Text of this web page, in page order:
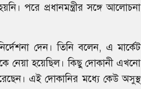
পরে প্রধানমন্ত্রীর সঙ্গে আলোচনা
নির্দেশনা দেন। তিনি বলেন, এ মার্কেট
নেয়া হয়েছিল। কিছু দোকানী এখনো
এই দোকানির মধ্যে কেউ অসুস্থ